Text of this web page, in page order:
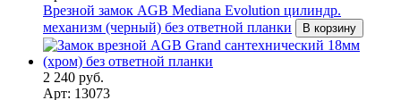
Врезной замок AGB Mediana Evolution цилиндр.
механизм (черный) без ответной планки
В корзину
2 240 руб.
Арт: 13073